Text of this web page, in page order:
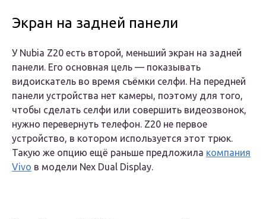
Экран на задней панели
У Nubia Z20 есть второй, меньший экран на задней
панели. Его основная цель — показывать
видоискатель во время съёмки селфи. На передней
панели устройства нет камеры, поэтому для того,
чтобы сделать селфи или совершить видеозвонок,
нужно перевернуть телефон. Z20 не первое
устройство, в котором используется этот трюк.
Такую же опцию ещё раньше предложила компания
Vivo в модели Nex Dual Display.